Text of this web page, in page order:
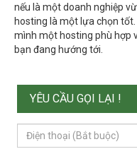
nếu là một doanh nghiệp
hosting là một lựa chọn
mình một hosting phù hợp
bạn đang hướng tới.
YÊU CẦU GỌI LẠI !